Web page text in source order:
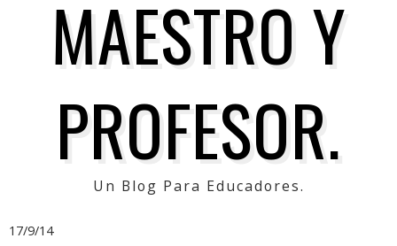
MAESTRO Y
PROFESOR.
Un Blog Para Educadores.
17/9/14